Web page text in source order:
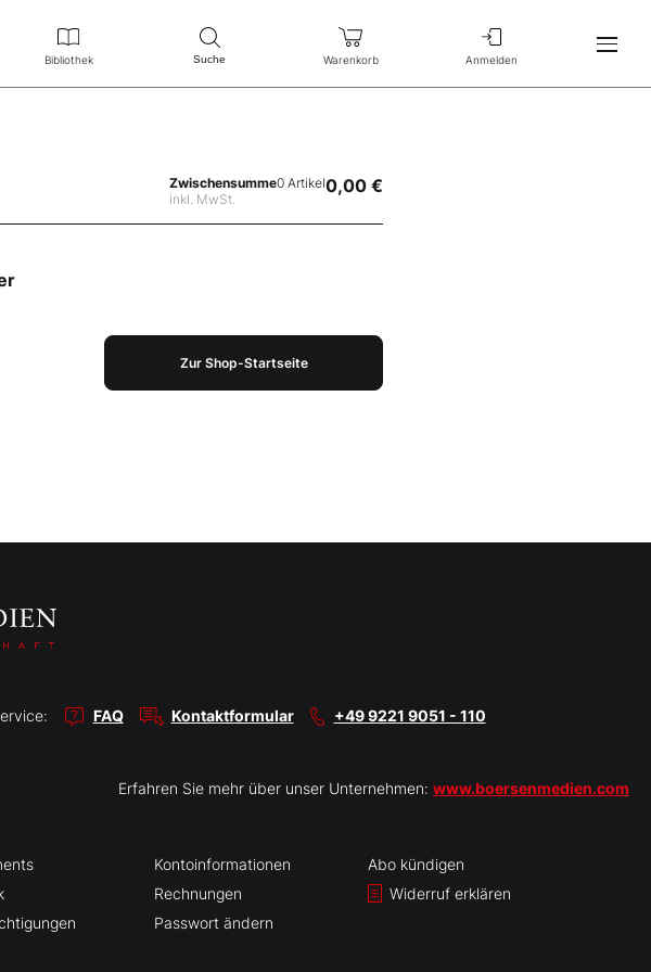
Bibliothek Suche Warenkorb Anmelden
Zwischensumme
inkl. MwSt.
0 Artikel0,00 €
Zur Shop-Startseite
FAQ Kontaktformular +49 9221 9051 - 110
Erfahren Sie mehr über unser Unternehmen: www.boersenmedien.com
Kontoinformationen
Rechnungen
Passwort ändern
Abo kündigen
Widerruf erklären